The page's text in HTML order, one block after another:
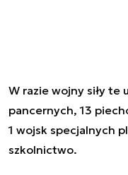
W razie wojny siły te
pancernych, 13
1 wojsk specjalnych
szkolnictwo.